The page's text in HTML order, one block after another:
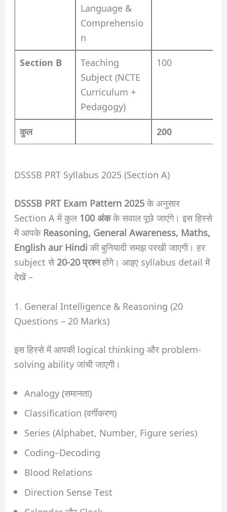
Language &
Comprehensio
n
Section B
Teaching
Subject (NCTE
Curriculum +
Pedagogy)
100
कुल 200
DSSSB PRT Syllabus 2025 (Section A)
DSSSB PRT Exam Pattern 2025के अनुसार
Section A में कुल 100 अंकके सवाल पूछे जाएंगे। इस हिस्से
में आपकेReasoning, General Awareness, Maths,
English aur Hindiकी बुनियादी समझ परखी जाएगी। हर
subject से20-20 प्रश्नहोंगे। आइए syllabus detail में
देखें –
1. General Intelligence & Reasoning (20
Questions – 20 Marks)
इस हिस्से में आपकी logical thinking और problem-
solving ability जांची जाएगी।
Analogy (समानता)
Classification (वर्गीकरण)
Series (Alphabet, Number, Figure series)
Coding–Decoding
Blood Relations
Direction Sense Test